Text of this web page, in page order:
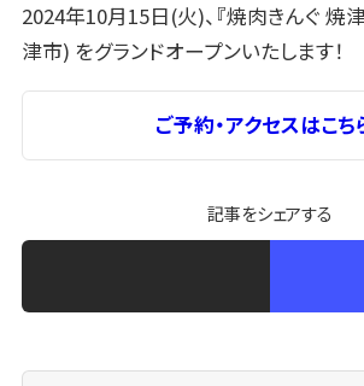
2024年10月15日(火)、『焼肉きんぐ 焼
津市) をグランドオープンいたします！
ご予約・アクセスはこち
記事をシェアする